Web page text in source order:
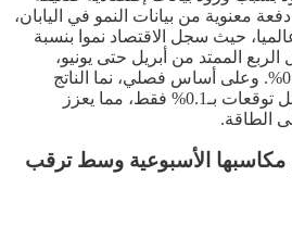
معنوية من بيانات النمو في اليابان،
حيث سجل الاقتصاد نموا بنسبة
الممتد من أبريل حتى يونيو،
متجاوزا التوقعات البالغة 0.4%. وعلى أساس فصلي، نما الناتج
المحلي الإجمالي 0.3% مقابل توقعات بـ0.1% فقط، مما يعزز
الطاقة.
مكاسبها الأسبوعية وسط ترقب